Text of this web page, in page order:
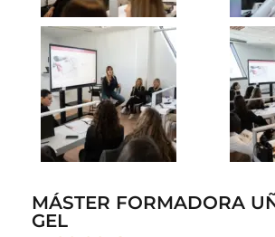
MÁSTER FORMADORA
GEL